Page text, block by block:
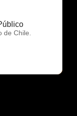
de Chile.